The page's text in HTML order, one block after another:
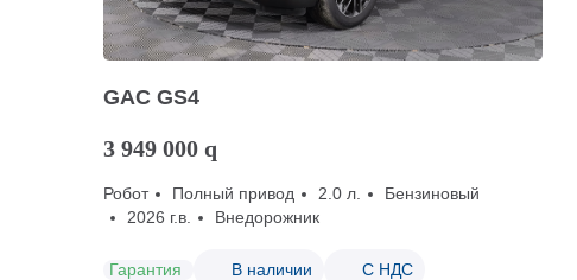
GAC GS4
3 949 000 q
Робот Полный привод 2.0 л.
Бензиновый
2026 г.в.
Внедорожник
Гарантия В наличии С НДС